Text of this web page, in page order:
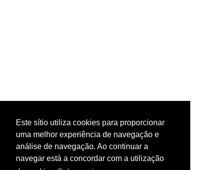
Este sítio utiliza cookies para proporcionar
uma melhor experiência de navegação e
análise de navegação. Ao continuar a
navegar está a concordar com a utilização